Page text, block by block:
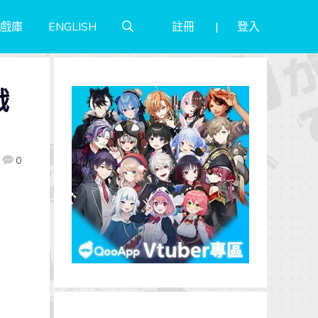
庫 ENGLISH 註冊 登入
0